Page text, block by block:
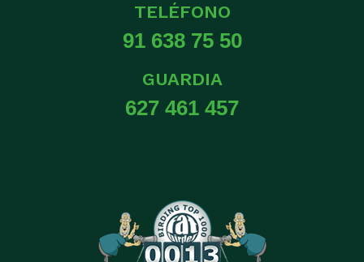
TELÉFONO
91 638 75 50
GUARDIA
627 461 457